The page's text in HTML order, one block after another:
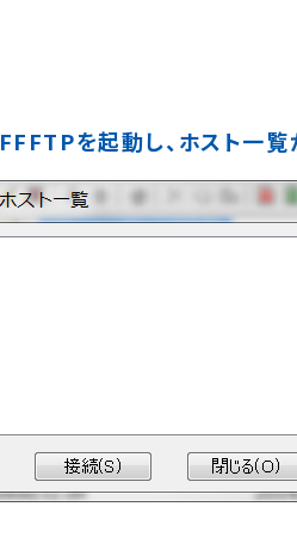
FFFTPを起動し、ホスト一覧